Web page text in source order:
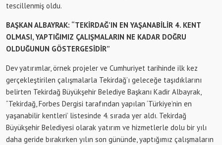
tescillenmiş oldu.
BAŞKAN ALBAYRAK: “TEKİRDAĞ’IN EN YAŞANABİLİR 4. KENT
OLMASI, YAPTIĞIMIZ ÇALIŞMALARIN NE KADAR DOĞRU
OLDUĞUNUN GÖSTERGESİDİR”
Dev yatırımlar, örnek projeler ve Cumhuriyet tarihinde ilk kez
gerçekleştirilen çalışmalarla Tekirdağ’ı geleceğe taşıdıklarını
belirten Tekirdağ Büyükşehir Belediye Başkanı Kadir Albayrak,
“Tekirdağ, Forbes Dergisi tarafından yapılan ‘Türkiye’nin en
yaşanabilir kentleri’ listesinde 4. sırada yer aldı. Tekirdağ
Büyükşehir Belediyesi olarak yatırım ve hizmetlerle dolu bir yılı
daha geride bırakırken yılın son gününde, yaptığımız çalışmaların